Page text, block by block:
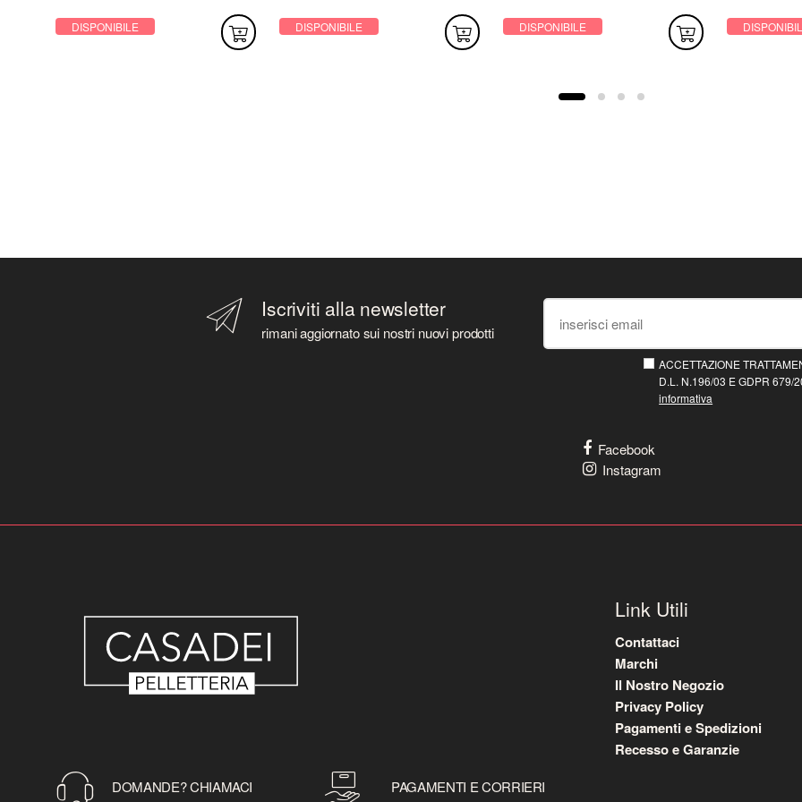
DISPONIBILE DISPONIBILE DISPONIBILE
Iscriviti alla newsletter
rimani aggiornato sui nostri nuovi prodotti
ACCETTAZIONE
D.L. N.196/03 E GDPR 679/
informativa
Facebook
Instagram
DOMANDE? CHIAMACI
PAGAMENTI E CORRIERI
Link Utili
Contattaci
Marchi
Il Nostro Negozio
Privacy Policy
Pagamenti e Spedizioni
Recesso e Garanzie